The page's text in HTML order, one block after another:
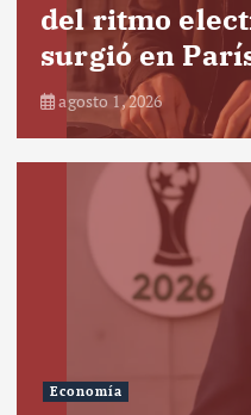
del ritmo
surgió en
agosto 1, 2026
Economía